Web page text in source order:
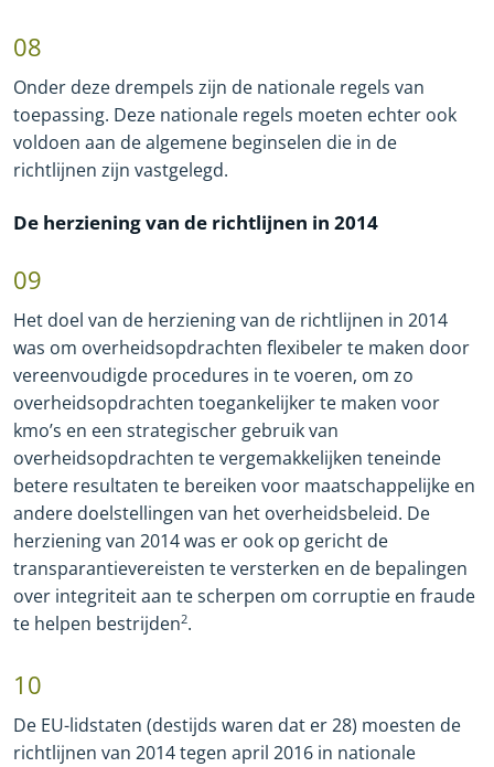
08
Onder deze drempels zijn de nationale regels van
toepassing. Deze nationale regels moeten echter ook
voldoen aan de algemene beginselen die in de
richtlijnen zijn vastgelegd.
De herziening van de richtlijnen in 2014
09
Het doel van de herziening van de richtlijnen in 2014
was om overheidsopdrachten flexibeler te maken door
vereenvoudigde procedures in te voeren, om zo
overheidsopdrachten toegankelijker te maken voor
kmo’s en een strategischer gebruik van
overheidsopdrachten te vergemakkelijken teneinde
betere resultaten te bereiken voor maatschappelijke en
andere doelstellingen van het overheidsbeleid. De
herziening van 2014 was er ook op gericht de
transparantievereisten te versterken en de bepalingen
over integriteit aan te scherpen om corruptie en fraude
te helpen bestrijden2.
10
De EU-lidstaten (destijds waren dat er 28) moesten de
richtlijnen van 2014 tegen april 2016 in nationale